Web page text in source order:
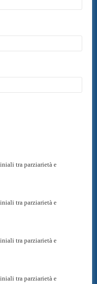
tra parziarietà e
tra parziarietà e
tra parziarietà e
tra parziarietà e